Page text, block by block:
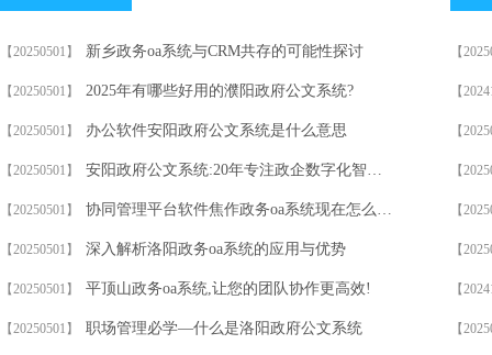
【20250501】 新乡政务oa系统与CRM共存的可能性探讨
【20250501】 2025年有哪些好用的濮阳政府公文系统?
【20250501】 办公软件安阳政府公文系统是什么意思
【20250501】 安阳政府公文系统:20年专注政企数字化智能协同办公/信创
【20250501】 协同管理平台软件焦作政务oa系统现在怎么样？
【20250501】 深入解析洛阳政务oa系统的应用与优势
【20250501】 平顶山政务oa系统,让您的团队协作更高效!
【20250501】 职场管理必学—什么是洛阳政府公文系统
【
【
【
【
【
【
【
【